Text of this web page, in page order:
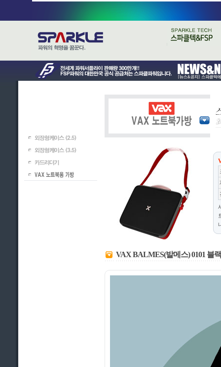
VAX BALMES(발메스) 0101 블